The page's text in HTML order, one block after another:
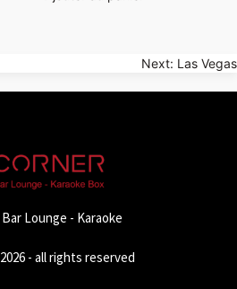
Next: Las Vegas
Lounge - Karaoke
- all rights reserved